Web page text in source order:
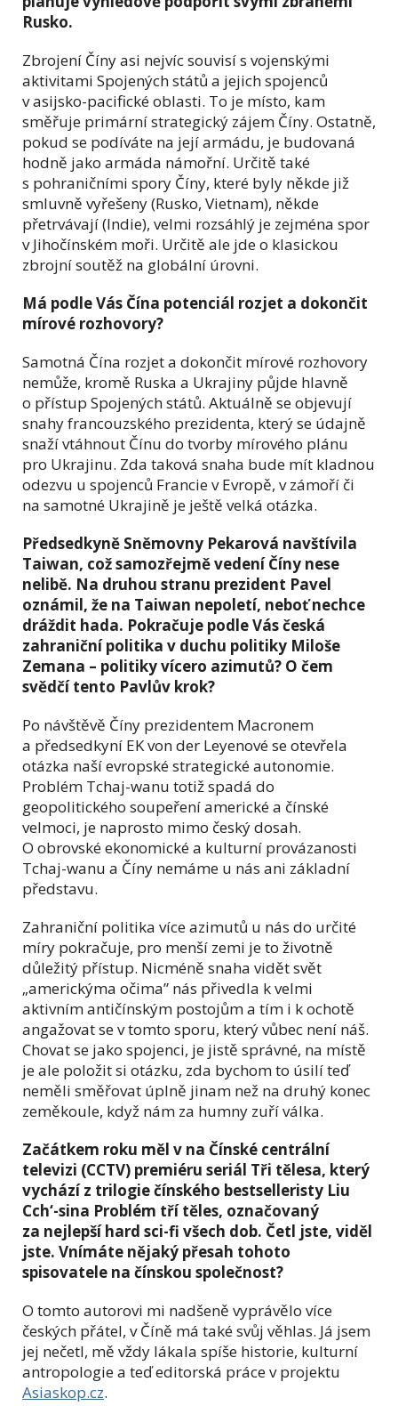
Rusko.
Zbrojení Číny asi nejvíc souvisí s vojenskými
aktivitami Spojených států a jejich spojenců
v asijsko-pacifické oblasti. To je místo, kam
směřuje primární strategický zájem Číny. Ostatně,
pokud se podíváte na její armádu, je budovaná
hodně jako armáda námořní. Určitě také
s pohraničními spory Číny, které byly někde již
smluvně vyřešeny (Rusko, Vietnam), někde
přetrvávají (Indie), velmi rozsáhlý je zejména spor
v Jihočínském moři. Určitě ale jde o klasickou
zbrojní soutěž na globální úrovni.
Má podle Vás Čína potenciál rozjet a dokončit
mírové rozhovory?
Samotná Čína rozjet a dokončit mírové rozhovory
nemůže, kromě Ruska a Ukrajiny půjde hlavně
o přístup Spojených států. Aktuálně se objevují
snahy francouzského prezidenta, který se údajně
snaží vtáhnout Čínu do tvorby mírového plánu
pro Ukrajinu. Zda taková snaha bude mít kladnou
odezvu u spojenců Francie v Evropě, v zámoří či
na samotné Ukrajině je ještě velká otázka.
Předsedkyně Sněmovny Pekarová navštívila
Taiwan, což samozřejmě vedení Číny nese
nelibě. Na druhou stranu prezident Pavel
oznámil, že na Taiwan nepoletí, neboť nechce
dráždit hada. Pokračuje podle Vás česká
zahraniční politika v duchu politiky Miloše
Zemana – politiky vícero azimutů? O čem
svědčí tento Pavlův krok?
Po návštěvě Číny prezidentem Macronem
a předsedkyní EK von der Leyenové se otevřela
otázka naší evropské strategické autonomie.
Problém Tchaj-wanu totiž spadá do
geopolitického soupeření americké a čínské
velmoci, je naprosto mimo český dosah.
O obrovské ekonomické a kulturní provázanosti
Tchaj-wanu a Číny nemáme u nás ani základní
představu.
Zahraniční politika více azimutů u nás do určité
míry pokračuje, pro menší zemi je to životně
důležitý přístup. Nicméně snaha vidět svět
„americkýma očima” nás přivedla k velmi
aktivním antičínským postojům a tím i k ochotě
angažovat se v tomto sporu, který vůbec není náš.
Chovat se jako spojenci, je jistě správné, na místě
je ale položit si otázku, zda bychom to úsilí teď
neměli směřovat úplně jinam než na druhý konec
zeměkoule, když nám za humny zuří válka.
Začátkem roku měl v na Čínské centrální
televizi (CCTV) premiéru seriál Tři tělesa, který
vychází z trilogie čínského bestselleristy Liu
Cch‘-sina Problém tří těles, označovaný
za nejlepší hard sci-fi všech dob. Četl jste, viděl
jste. Vnímáte nějaký přesah tohoto
spisovatele na čínskou společnost?
O tomto autorovi mi nadšeně vyprávělo více
českých přátel, v Číně má také svůj věhlas. Já jsem
jej nečetl, mě vždy lákala spíše historie, kulturní
antropologie a teď editorská práce v projektu
Asiaskop.cz.